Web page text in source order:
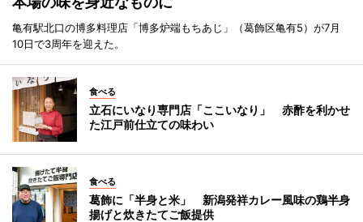
亀有駅北口の博多料理店「博多炉端もちあじ」（葛飾区亀有5）が7月
10日で3周年を迎えた。
食べる
立石にいなり専門店「ここいなり」 赤酢を利かせ
た江戸前仕立ての味わい
食べる
葛飾に「半身と米」 新潟発祥カレー風味の鶏半身
揚げと炊きたてご飯提供